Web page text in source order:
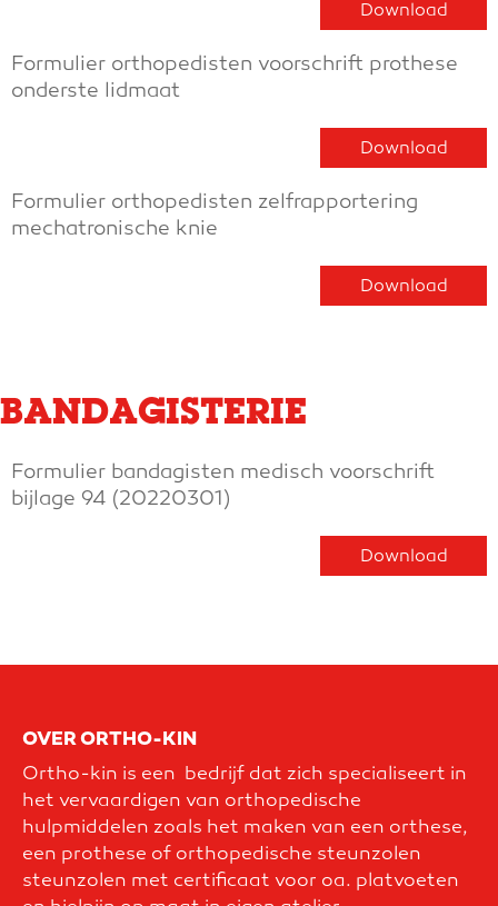
Download
Formulier orthopedisten voorschrift prothese
onderste lidmaat
Download
Formulier orthopedisten zelfrapportering
mechatronische knie
Download
BANDAGISTERIE
Formulier bandagisten medisch voorschrift
bijlage 94 (20220301)
Download
OVER ORTHO-KIN
Ortho-kin is een bedrijf dat zich specialiseert in
het vervaardigen van orthopedische
hulpmiddelen zoals het maken van een orthese,
een prothese of orthopedische steunzolen
steunzolen met certificaat voor oa. platvoeten